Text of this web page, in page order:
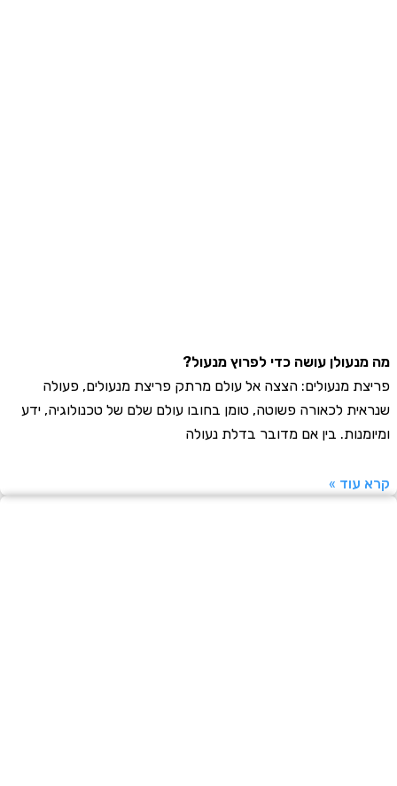
עושה כדי לפרוץ מנעול?
מנעולים: הצצה אל עולם מרתק פריצת מנעולים, פעולה
לכאורה פשוטה, טומן בחובו עולם שלם של טכנולוגיה, ידע
בין אם מדובר בדלת נעולה
»